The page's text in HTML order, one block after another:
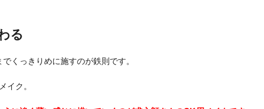
る
くっきりめに施すのが鉄則です。
イク。